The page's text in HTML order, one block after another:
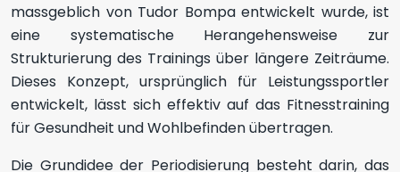
massgeblich von Tudor Bompa entwickelt wurde, ist
eine systematische Herangehensweise zur
Strukturierung des Trainings über längere Zeiträume.
Dieses Konzept, ursprünglich für Leistungssportler
entwickelt, lässt sich effektiv auf das Fitnesstraining
für Gesundheit und Wohlbefinden übertragen.
Die Grundidee der Periodisierung besteht darin, das